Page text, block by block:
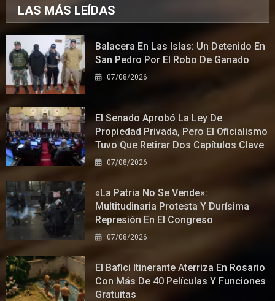
LAS MÁS LEÍDAS
Balacera En Las Islas: Un Detenido En
San Pedro Por El Robo De Ganado
07/08/2026
El Senado Aprobó La Ley De
Propiedad Privada, Pero El Oficialismo
Tuvo Que Retirar Dos Capítulos Clave
07/08/2026
«La Patria No Se Vende»:
Multitudinaria Protesta Y Durísima
Represión En El Congreso
07/08/2026
El Bafici Itinerante Aterriza En Rosario
Con Más De 40 Películas Y Funciones
Gratuitas